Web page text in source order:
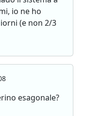
io ne ho
(e non 2/3
esagonale?